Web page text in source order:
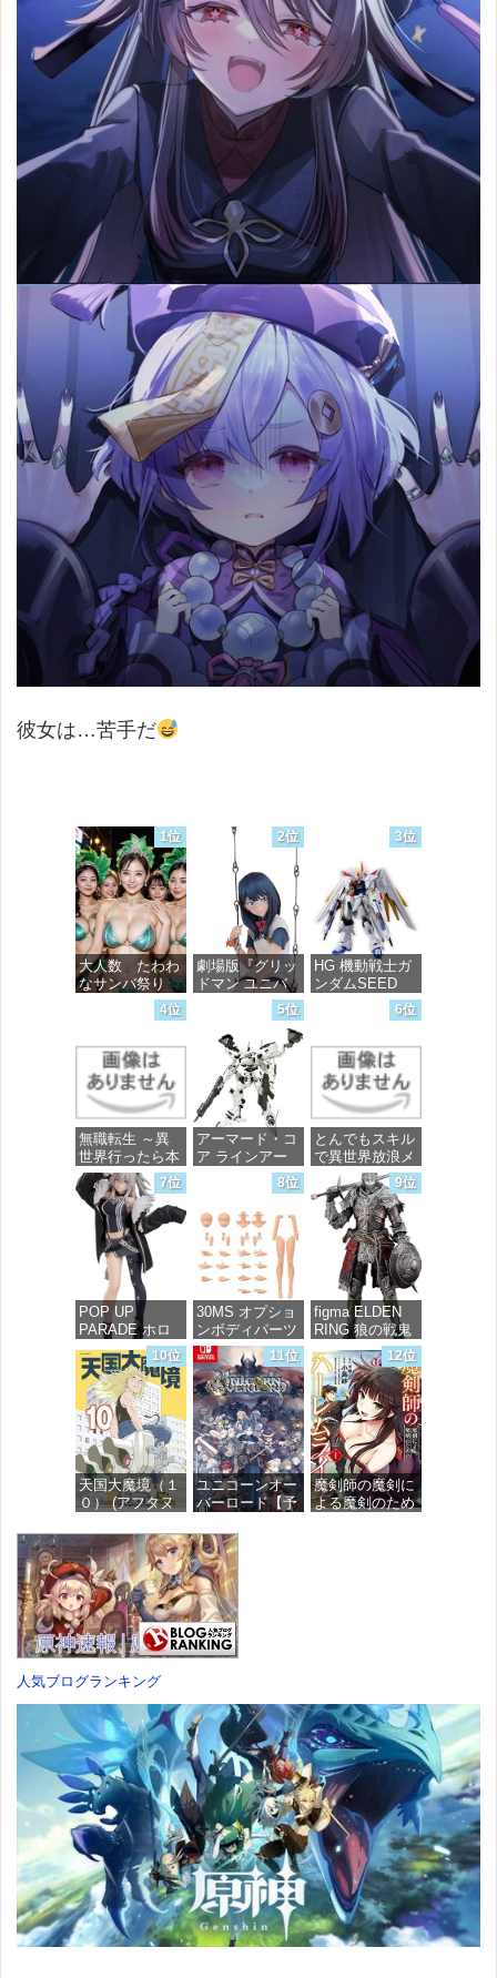
彼女は…苦手だ
1位
大人数 たわわ
なサンバ祭り
価格：¥99
2位
劇場版『グリッ
ドマン ユニバ
ース』 宝多六
花 wall figure
1/7スケール プ
ラスチック製
塗装済み完成品
フィギュア
価格：¥13,756
3位
HG 機動戦士ガ
ンダムSEED
FREEDOM マ
イティーストラ
ガンダム 1/144
スケール 色分
け済みプラモデ
価格：¥4,800
4位
無職転生 ～異
世界行ったら本
気だす～ 20
(MFコミック
ス フラッパー
シリーズ)
価格：¥748
5位
アーマード・コ
ア ラインアー
ク ホワイト・
グリント 全高
約160mm 1/72
スケール プラ
モデル
価格：¥7,367
6位
とんでもスキル
で異世界放浪メ
シ 10 (ガルドコ
ミックス)
価格：¥726
7位
POP UP
PARADE ホロ
ライブプロダク
ション 獅白ぼ
たん ノンスケ
ール プラスチ
ック製 塗装済
み完成品フィギ
ュア
価格：¥4,676
8位
30MS オプショ
ンボディパーツ
アームパーツ&
レッグパーツ
[カラーC] 色分
け済みプラモデ
ル
価格：¥1,949
9位
figma ELDEN
RING 狼の戦鬼
ノンスケール
プラスチック製
塗装済み可動フ
ィギュア
価格：¥13,115
10位
天国大魔境（１
０） (アフタヌ
ス)
価格：¥759
11位
ユニコーンオー
バーロード【予
DLC「アトラス
×ヴァニラウェ
ア 紋章セッ
ト」 同梱 -
Switch
価格：¥7,182
12位
魔剣師の魔剣に
よる魔剣のため
人気ブログランキング